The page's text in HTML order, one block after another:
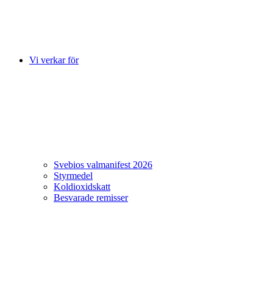
Vi verkar för
Svebios valmanifest 2026
Styrmedel
Koldioxidskatt
Besvarade remisser